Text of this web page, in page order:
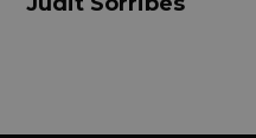
y profesional.